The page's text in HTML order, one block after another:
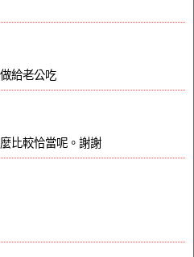
給老公吃
比較恰當呢。謝謝